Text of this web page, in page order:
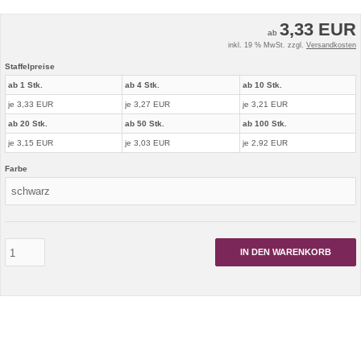
ab 3,33 EUR
inkl. 19 % MwSt. zzgl. Versandkosten
Staffelpreise
ab 1 Stk.
je 3,33 EUR
ab 4 Stk.
je 3,27 EUR
ab 10 Stk.
je 3,21 EUR
ab 20 Stk.
je 3,15 EUR
ab 50 Stk.
je 3,03 EUR
ab 100 Stk.
je 2,92 EUR
Farbe
IN DEN WARENKORB